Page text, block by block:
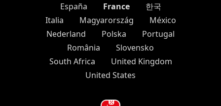
España
France
한국
Italia
Magyarország
México
Nederland
Polska
Portugal
România
Slovensko
South Africa
United Kingdom
United States